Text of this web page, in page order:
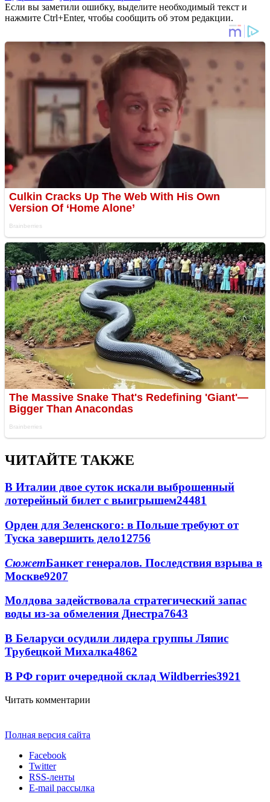
Если вы заметили ошибку, выделите необходимый текст и
нажмите Ctrl+Enter, чтобы сообщить об этом редакции.
ЧИТАЙТЕ ТАКЖЕ
В Италии двое суток искали выброшенный
лотерейный билет с выигрышем24481
Орден для Зеленского: в Польше требуют от
Туска завершить дело12756
СюжетБанкет генералов. Последствия взрыва в
Москве9207
Молдова задействовала стратегический запас
воды из-за обмеления Днестра7643
В Беларуси осудили лидера группы Ляпис
Трубецкой Михалка4862
В РФ горит очередной склад Wildberries3921
Читать комментарии
Полная версия сайта
Facebook
Twitter
RSS-ленты
E-mail рассылка